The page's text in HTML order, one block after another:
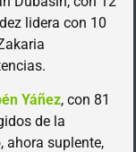
lidera con 10
Yáñez, con 81
de la
ahora suplente,